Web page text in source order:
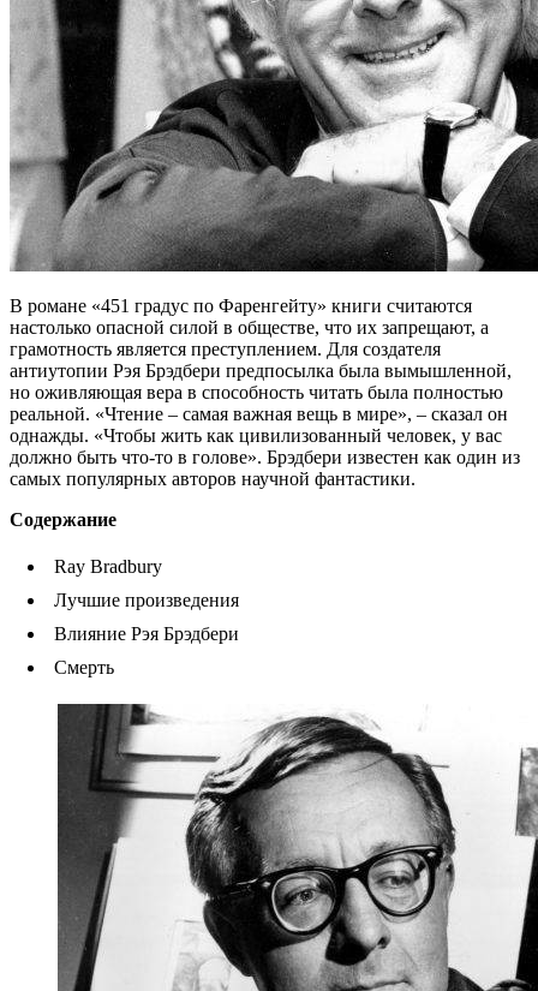
В романе «451 градус по Фаренгейту» книги считаются
настолько опасной силой в обществе, что их запрещают, а
грамотность является преступлением. Для создателя
антиутопии Рэя Брэдбери предпосылка была вымышленной,
но оживляющая вера в способность читать была полностью
реальной. «Чтение – самая важная вещь в мире», – сказал он
однажды. «Чтобы жить как цивилизованный человек, у вас
должно быть что-то в голове». Брэдбери известен как один из
самых популярных авторов научной фантастики.
Содержание
Ray Bradbury
Лучшие произведения
Влияние Рэя Брэдбери
Смерть